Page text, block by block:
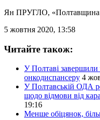
Ян ПРУГЛО,
5 жовтня 2020, 13:58
Читайте також:
У Полтаві завершили
онкодиспансеру 4
У Полтавській ОДА
щодо відмови від
19:16
Менше обіцянок,